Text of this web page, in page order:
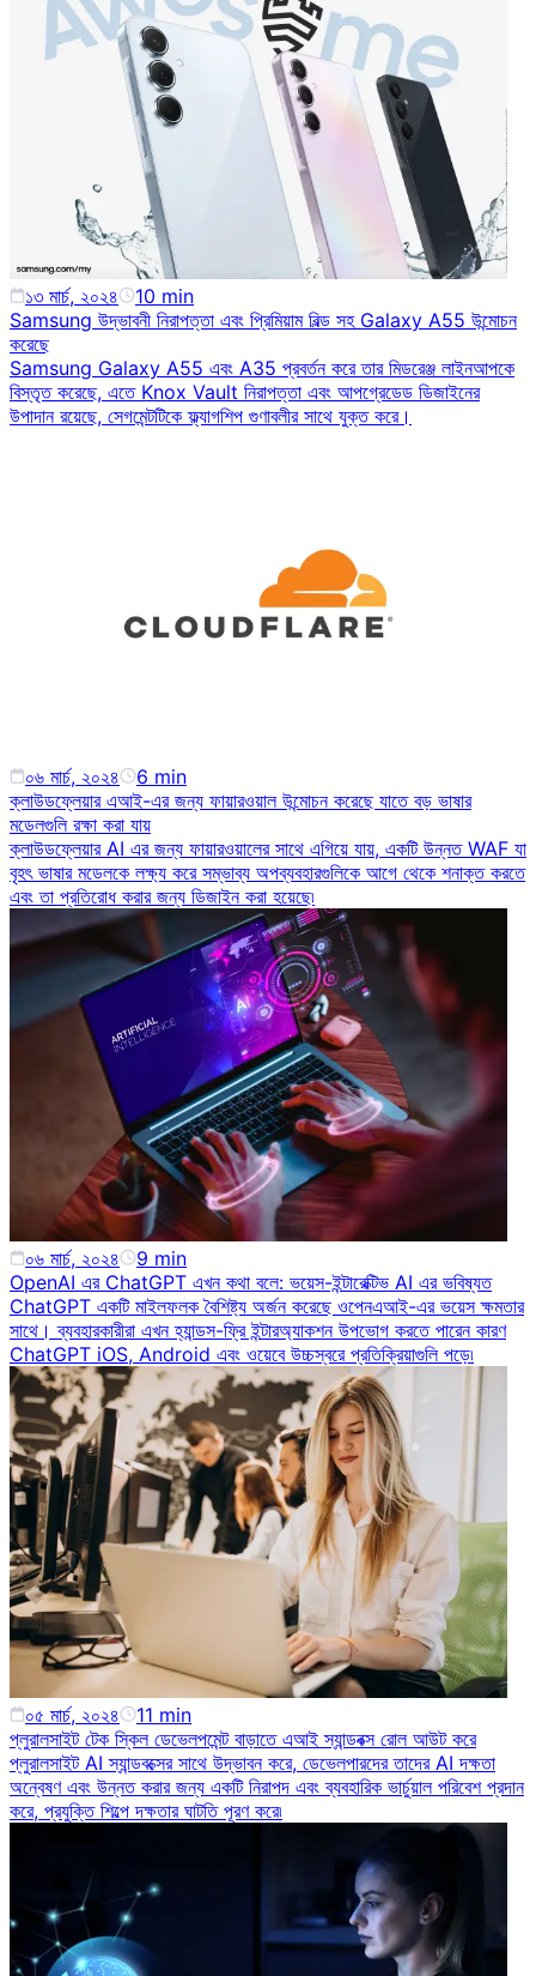
১৩ মার্চ, ২০২৪ 10 min
Samsung উদ্ভাবনী নিরাপত্তা এবং প্রিমিয়াম বিল্ড সহ Galaxy A55 উন্মোচন
করেছে
Samsung Galaxy A55 এবং A35 প্রবর্তন করে তার মিডরেঞ্জ লাইনআপকে
বিস্তৃত করেছে, এতে Knox Vault নিরাপত্তা এবং আপগ্রেডেড ডিজাইনের
উপাদান রয়েছে, সেগমেন্টটিকে ফ্ল্যাগশিপ গুণাবলীর সাথে যুক্ত করে।
০৬ মার্চ, ২০২৪ 6 min
ক্লাউডফ্লেয়ার এআই-এর জন্য ফায়ারওয়াল উন্মোচন করেছে যাতে বড় ভাষার
মডেলগুলি রক্ষা করা যায়
ক্লাউডফ্লেয়ার AI এর জন্য ফায়ারওয়ালের সাথে এগিয়ে যায়, একটি উন্নত WAF যা
বৃহৎ ভাষার মডেলকে লক্ষ্য করে সম্ভাব্য অপব্যবহারগুলিকে আগে থেকে শনাক্ত করতে
এবং তা প্রতিরোধ করার জন্য ডিজাইন করা হয়েছে৷
০৬ মার্চ, ২০২৪ 9 min
OpenAI এর ChatGPT এখন কথা বলে: ভয়েস-ইন্টারেক্টিভ AI এর ভবিষ্যত
ChatGPT একটি মাইলফলক বৈশিষ্ট্য অর্জন করেছে ওপেনএআই-এর ভয়েস ক্ষমতার
সাথে। ব্যবহারকারীরা এখন হ্যান্ডস-ফ্রি ইন্টারঅ্যাকশন উপভোগ করতে পারেন কারণ
ChatGPT iOS, Android এবং ওয়েবে উচ্চস্বরে প্রতিক্রিয়াগুলি পড়ে৷
০৫ মার্চ, ২০২৪ 11 min
প্লুরালসাইট টেক স্কিল ডেভেলপমেন্ট বাড়াতে এআই স্যান্ডবক্স রোল আউট করে
প্লুরালসাইট AI স্যান্ডবক্সের সাথে উদ্ভাবন করে, ডেভেলপারদের তাদের AI দক্ষতা
অন্বেষণ এবং উন্নত করার জন্য একটি নিরাপদ এবং ব্যবহারিক ভার্চুয়াল পরিবেশ প্রদান
করে, প্রযুক্তি শিল্পে দক্ষতার ঘাটতি পূরণ করে৷